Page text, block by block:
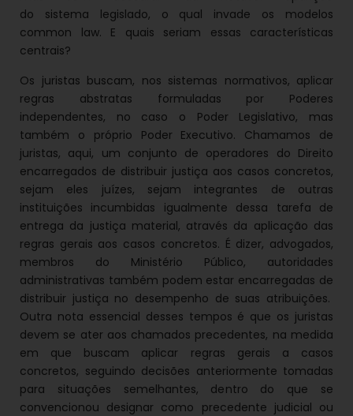
do sistema legislado, o qual invade os modelos
common law. E quais seriam essas características
centrais?
Os juristas buscam, nos sistemas normativos, aplicar
regras abstratas formuladas por Poderes
independentes, no caso o Poder Legislativo, mas
também o próprio Poder Executivo. Chamamos de
juristas, aqui, um conjunto de operadores do Direito
encarregados de distribuir justiça aos casos concretos,
sejam eles juízes, sejam integrantes de outras
instituições incumbidas igualmente dessa tarefa de
entrega da justiça material, através da aplicação das
regras gerais aos casos concretos. É dizer, advogados,
membros do Ministério Público, autoridades
administrativas também podem estar encarregadas de
distribuir justiça no desempenho de suas atribuições.
Outra nota essencial desses tempos é que os juristas
devem se ater aos chamados precedentes, na medida
em que buscam aplicar regras gerais a casos
concretos, seguindo decisões anteriormente tomadas
para situações semelhantes, dentro do que se
convencionou designar como precedente judicial ou